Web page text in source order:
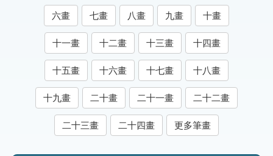
知識索引
單字索引
生命大百科索引
遊戲專區
六畫 七畫 八畫 九畫 十畫
十一畫 十二畫 十三畫 十四畫
十五畫 十六畫 十七畫 十八畫
十九畫 二十畫 二十一畫 二十二畫
二十三畫 二十四畫 更多筆畫